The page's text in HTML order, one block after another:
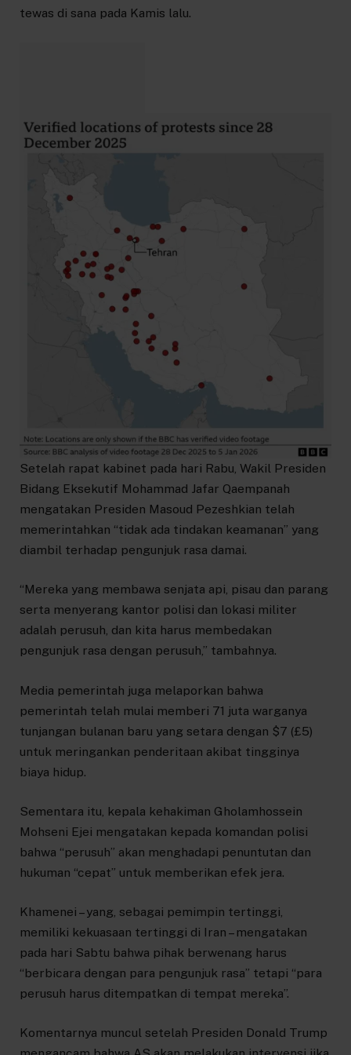
tewas di sana pada Kamis lalu.
Setelah rapat kabinet pada hari Rabu, Wakil Presiden
Bidang Eksekutif Mohammad Jafar Qaempanah
mengatakan Presiden Masoud Pezeshkian telah
memerintahkan “tidak ada tindakan keamanan” yang
diambil terhadap pengunjuk rasa damai.
“Mereka yang membawa senjata api, pisau dan parang
serta menyerang kantor polisi dan lokasi militer
adalah perusuh, dan kita harus membedakan
pengunjuk rasa dengan perusuh,” tambahnya.
Media pemerintah juga melaporkan bahwa
pemerintah telah mulai memberi 71 juta warganya
tunjangan bulanan baru yang setara dengan $7 (£5)
untuk meringankan penderitaan akibat tingginya
biaya hidup.
Sementara itu, kepala kehakiman Gholamhossein
Mohseni Ejei mengatakan kepada komandan polisi
bahwa “perusuh” akan menghadapi penuntutan dan
hukuman “cepat” untuk memberikan efek jera.
Khamenei – yang, sebagai pemimpin tertinggi,
memiliki kekuasaan tertinggi di Iran – mengatakan
pada hari Sabtu bahwa pihak berwenang harus
“berbicara dengan para pengunjuk rasa” tetapi “para
perusuh harus ditempatkan di tempat mereka”.
Komentarnya muncul setelah Presiden Donald Trump